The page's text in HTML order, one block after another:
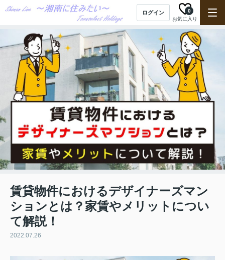
ログイン
お気に入り
0
賃貸物件におけるデザイナーズマン
ションとは？家賃やメリットについ
て解説！
2022.07.26